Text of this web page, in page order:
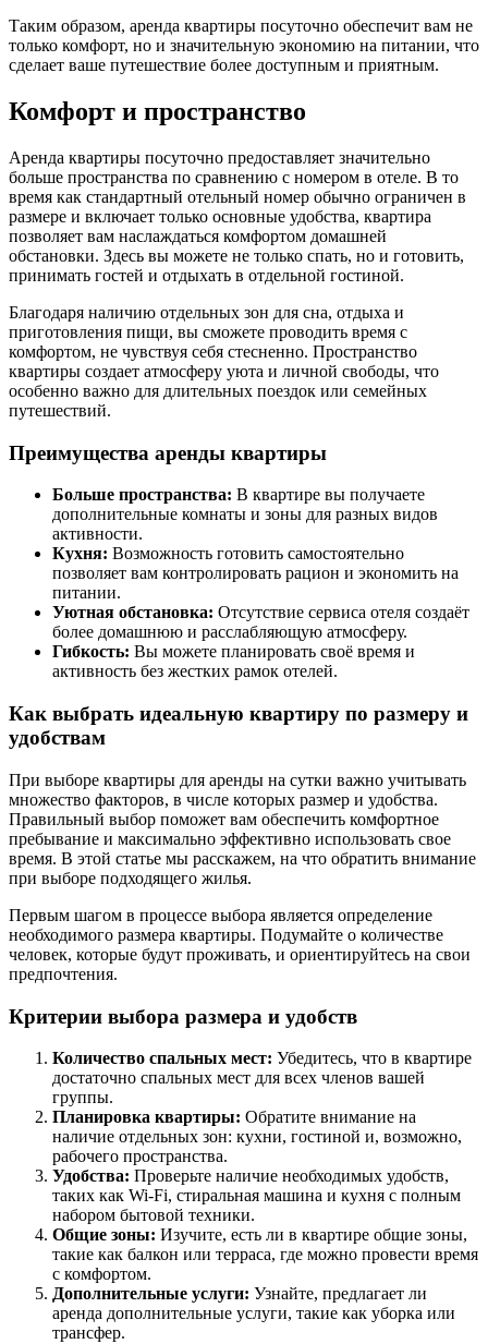
Таким образом, аренда квартиры посуточно обеспечит вам не
только комфорт, но и значительную экономию на питании, что
сделает ваше путешествие более доступным и приятным.
Комфорт и пространство
Аренда квартиры посуточно предоставляет значительно
больше пространства по сравнению с номером в отеле. В то
время как стандартный отельный номер обычно ограничен в
размере и включает только основные удобства, квартира
позволяет вам наслаждаться комфортом домашней
обстановки. Здесь вы можете не только спать, но и готовить,
принимать гостей и отдыхать в отдельной гостиной.
Благодаря наличию отдельных зон для сна, отдыха и
приготовления пищи, вы сможете проводить время с
комфортом, не чувствуя себя стесненно. Пространство
квартиры создает атмосферу уюта и личной свободы, что
особенно важно для длительных поездок или семейных
путешествий.
Преимущества аренды квартиры
Больше пространства: В квартире вы получаете
дополнительные комнаты и зоны для разных видов
активности.
Кухня: Возможность готовить самостоятельно
позволяет вам контролировать рацион и экономить на
питании.
Уютная обстановка: Отсутствие сервиса отеля создаёт
более домашнюю и расслабляющую атмосферу.
Гибкость: Вы можете планировать своё время и
активность без жестких рамок отелей.
Как выбрать идеальную квартиру по размеру и
удобствам
При выборе квартиры для аренды на сутки важно учитывать
множество факторов, в числе которых размер и удобства.
Правильный выбор поможет вам обеспечить комфортное
пребывание и максимально эффективно использовать свое
время. В этой статье мы расскажем, на что обратить внимание
при выборе подходящего жилья.
Первым шагом в процессе выбора является определение
необходимого размера квартиры. Подумайте о количестве
человек, которые будут проживать, и ориентируйтесь на свои
предпочтения.
Критерии выбора размера и удобств
Количество спальных мест: Убедитесь, что в квартире
достаточно спальных мест для всех членов вашей
группы.
Планировка квартиры: Обратите внимание на
наличие отдельных зон: кухни, гостиной и, возможно,
рабочего пространства.
Удобства: Проверьте наличие необходимых удобств,
таких как Wi-Fi, стиральная машина и кухня с полным
набором бытовой техники.
Общие зоны: Изучите, есть ли в квартире общие зоны,
такие как балкон или терраса, где можно провести время
с комфортом.
Дополнительные услуги: Узнайте, предлагает ли
аренда дополнительные услуги, такие как уборка или
трансфер.